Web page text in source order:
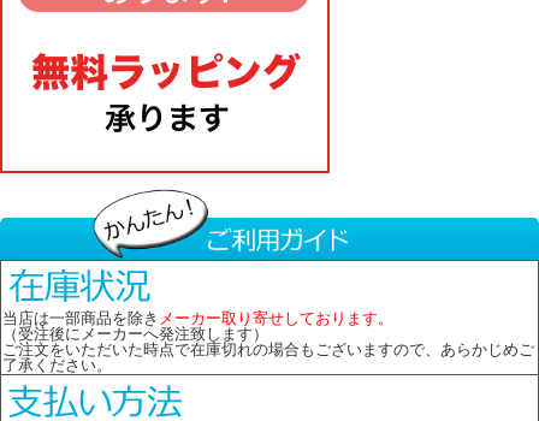
当店は一部商品を除き メーカー取り寄せしております。
（受注後にメーカーへ発注致します）
ご注文をいただいた時点で在庫切れの場合もございますので、あらかじめご
了承ください。